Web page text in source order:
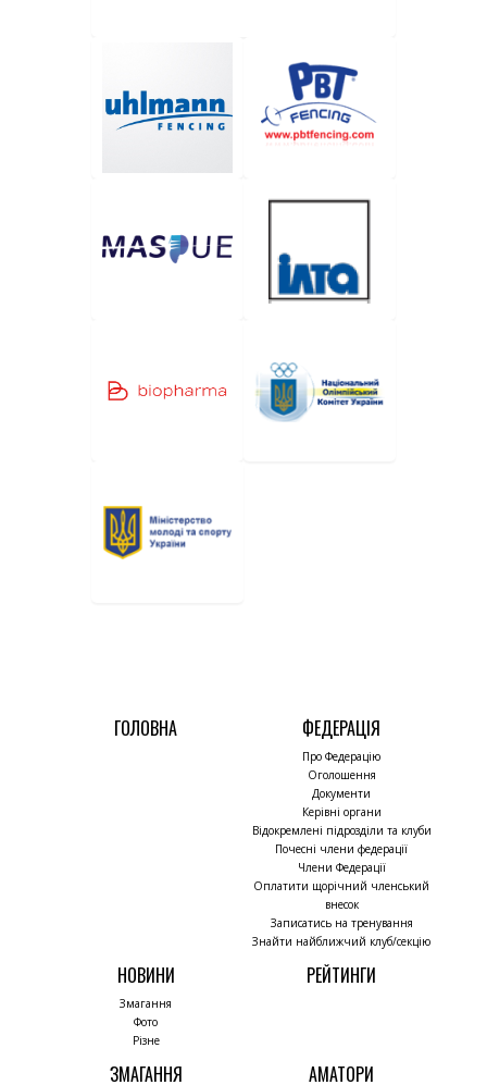
ГОЛОВНА ФЕДЕРАЦІЯ
Про Федерацію
Оголошення
Документи
Керівні органи
Відокремлені підрозділи та клуби
Почесні члени федерації
Члени Федерації
Оплатити щорічний членський
внесок
Записатись на тренування
Знайти найближчий клуб/секцію
НОВИНИ
Змагання
Фото
Різне
РЕЙТИНГИ
ЗМАГАННЯ АМАТОРИ